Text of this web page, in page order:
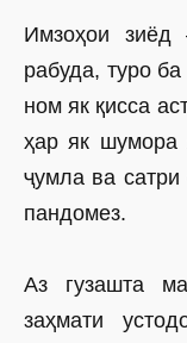
Имзоҳои
рабуда, туро
ном як қисса
ҳар як шумора
ҷумла ва
пандомез.
Аз гузашта
заҳмати